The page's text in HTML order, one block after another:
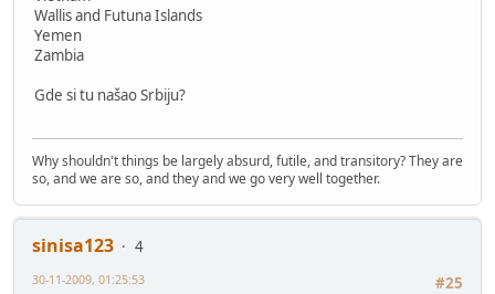
Wallis and Futuna Islands
Yemen
Zambia
Gde si tu našao Srbiju?
Why shouldn't things be largely absurd, futile, and transitory? They are
so, and we are so, and they and we go very well together.
sinisa123
4
#25
30-11-2009, 01:25:53